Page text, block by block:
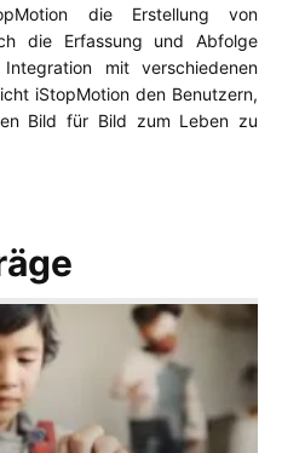
die Erstellung von
die Erfassung und Abfolge
mit verschiedenen
iStopMotion den Benutzern,
Bild für Bild zum Leben zu